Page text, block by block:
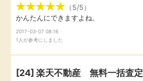
（5/5）
かんたんにできますよね。
2017-03-07 08:16
1人が参考にしました
[24] 楽天不動産 無料一括査定